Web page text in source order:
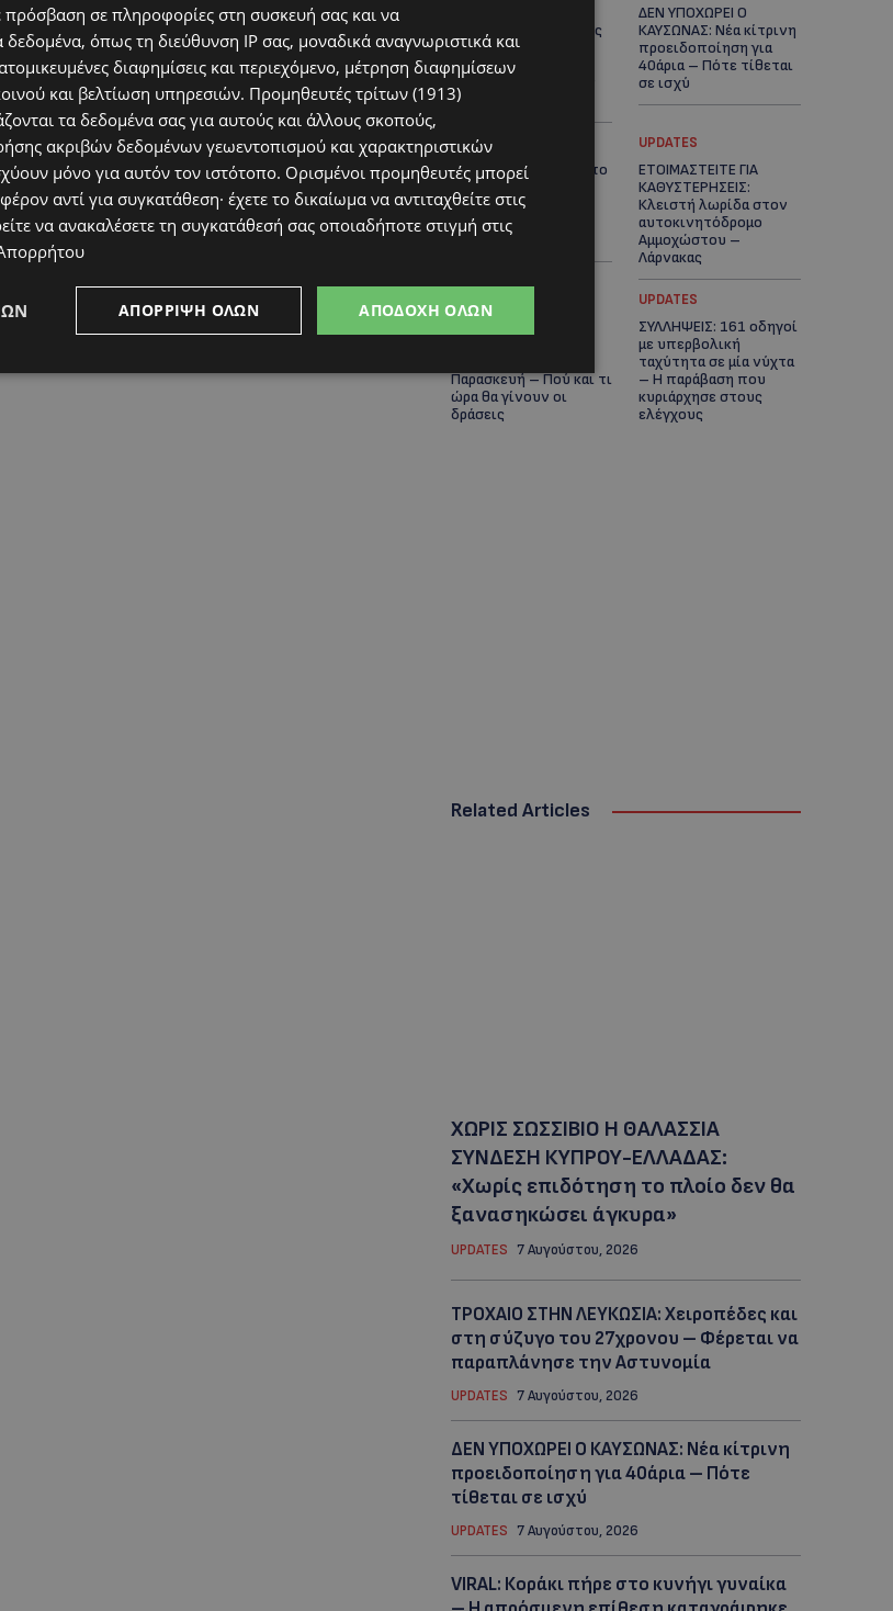
αποκλειστικά στο τραγούδι ή
χώρας αλλά και το γενικότερο
Η Αντιγόνη εκπροσώπησε
προσπάθεια και την παρουσία της
ΛΕΥΚΩΣΙΑ: Χειροπέδες
και στη σύζυγο του
27χρονου – Φέρεται
να παραπλάνησε την
Αστυνομία
ΔΕΝ ΥΠΟΧΩΡΕΙ Ο
ΚΑΥΣΩΝΑΣ: Νέα κίτρινη
προειδοποίηση για
40άρια – Πότε τίθεται
σε ισχύ
UPDATES
VIRAL: Κοράκι πήρε στο
κυνήγι γυναίκα – Η
απρόσμενη επίθεση
καταγράφηκε σε
βίντεο
UPDATES
ΕΤΟΙΜΑΣΤΕΙΤΕ ΓΙΑ
ΚΑΘΥΣΤΕΡΗΣΕΙΣ:
Κλειστή λωρίδα στον
αυτοκινητόδρομο
Αμμοχώστου –
Λάρνακας
Παρασκευή – Πού και τι
ώρα θα γίνουν οι
δράσεις
UPDATES
ΣΥΛΛΗΨΕΙΣ: 161 οδηγοί
με υπερβολική
ταχύτητα σε μία νύχτα
– Η παράβαση που
κυριάρχησε στους
ελέγχους
Related Articles
ΧΩΡΙΣ ΣΩΣΣΙΒΙΟ Η ΘΑΛΑΣΣΙΑ
ΣΥΝΔΕΣΗ ΚΥΠΡΟΥ-ΕΛΛΑΔΑΣ:
«Χωρίς επιδότηση το πλοίο δεν θα
ξανασηκώσει άγκυρα»
UPDATES 7 Αυγούστου, 2026
ΤΡΟΧΑΙΟ ΣΤΗΝ ΛΕΥΚΩΣΙΑ: Χειροπέδες και
στη σύζυγο του 27χρονου – Φέρεται να
παραπλάνησε την Αστυνομία
UPDATES 7 Αυγούστου, 2026
ΔΕΝ ΥΠΟΧΩΡΕΙ Ο ΚΑΥΣΩΝΑΣ: Νέα κίτρινη
προειδοποίηση για 40άρια – Πότε
τίθεται σε ισχύ
UPDATES 7 Αυγούστου, 2026
VIRAL: Κοράκι πήρε στο κυνήγι γυναίκα
σε πληροφορίες στη συσκευή σας και να
όπως τη διεύθυνση IP σας, μοναδικά αναγνωριστικά και
διαφημίσεις και περιεχόμενο, μέτρηση διαφημίσεων
και βελτίωση υπηρεσιών. Προμηθευτές τρίτων (1913)
τα δεδομένα σας για αυτούς και άλλους σκοπούς,
ακριβών δεδομένων γεωεντοπισμού και χαρακτηριστικών
μόνο για αυτόν τον ιστότοπο. Ορισμένοι προμηθευτές μπορεί
αντί για συγκατάθεση· έχετε το δικαίωμα να αντιταχθείτε στις
να ανακαλέσετε τη συγκατάθεσή σας οποιαδήποτε στιγμή στις
ΑΠΟΔΟΧΉ ΌΛΩΝ
ΑΠΌΡΡΙΨΗ ΌΛΩΝ